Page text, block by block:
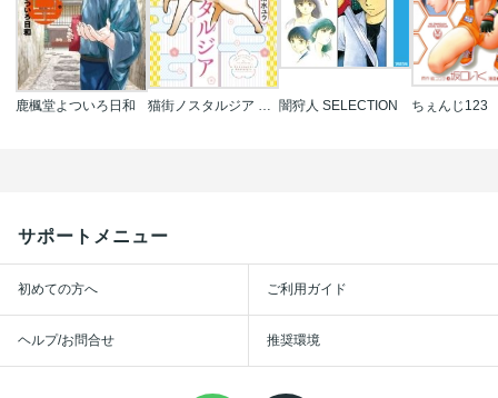
鹿楓堂よついろ日和 闇狩人 SELECTION ちぇんじ123
サポートメニュー
初めての方へ ご利用ガイド
ヘルプ/お問合せ 推奨環境